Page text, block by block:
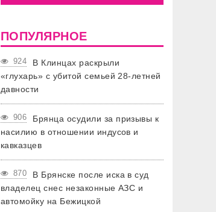
ПОПУЛЯРНОЕ
924
В Клинцах раскрыли
«глухарь» с убитой семьей 28-летней
давности
906
Брянца осудили за призывы к
насилию в отношении индусов и
кавказцев
870
В Брянске после иска в суд
владелец снес незаконные АЗС и
автомойку на Бежицкой